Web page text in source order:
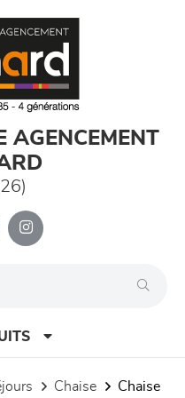
AGENCEMENT
chaise chaise